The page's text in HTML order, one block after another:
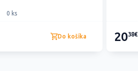
0 ks
Do košíka 2038€